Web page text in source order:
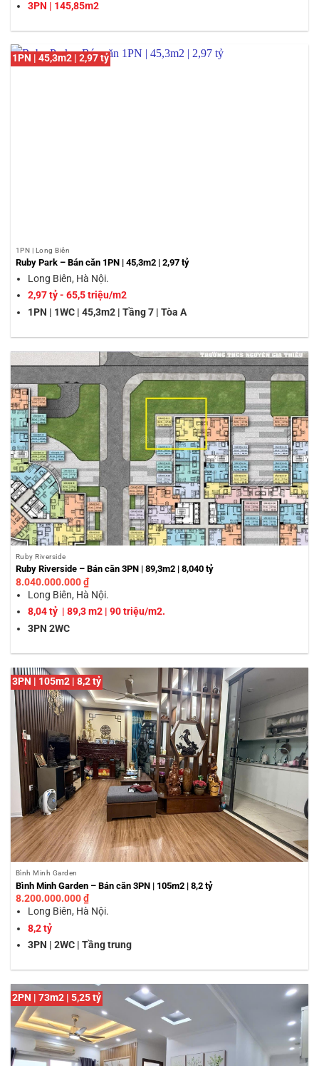
3PN | 145,85m2
1PN | 45,3m2 | 2,97 tỷ
1PN | Long Biên
Ruby Park – Bán căn 1PN | 45,3m2 | 2,97 tỷ
Long Biên, Hà Nội.
2,97 tỷ - 65,5 triệu/m2
1PN | 1WC | 45,3m2 | Tầng 7 | Tòa A
Ruby Riverside
Ruby Riverside – Bán căn 3PN | 89,3m2 | 8,040 tỷ
8.040.000.000₫
Long Biên, Hà Nội.
8,04 tỷ | 89,3 m2 | 90 triệu/m2.
3PN 2WC
3PN | 105m2 | 8,2 tỷ
Bình Minh Garden
Bình Minh Garden – Bán căn 3PN | 105m2 | 8,2 tỷ
8.200.000.000₫
Long Biên, Hà Nội.
8,2 tỷ
3PN | 2WC | Tầng trung
2PN | 73m2 | 5,25 tỷ